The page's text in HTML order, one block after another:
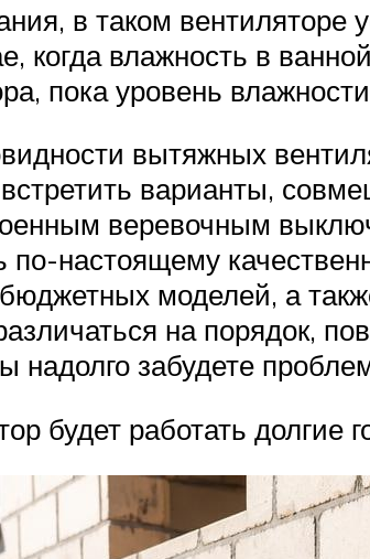
в таком вентиляторе
когда влажность в
пока уровень
вытяжных
варианты,
веревочным
по-настоящему
бюджетных моделей, а
на порядок,
надолго забудете
будет работать